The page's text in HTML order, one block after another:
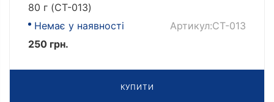
80 г (CT-013)
Немає у наявності
Артикул:CT-013
250 грн.
КУПИТИ